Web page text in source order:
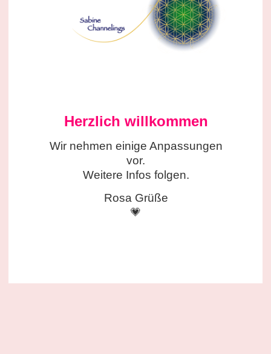
Herzlich willkommen
Wir nehmen einige Anpassungen
vor.
Weitere Infos folgen.
Rosa Grüße
💗